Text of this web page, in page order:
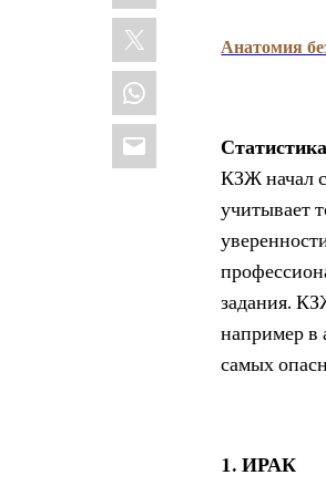
X
WhatsApp
Email
Анатомия
КЗЖ начал
учитывает
задания.
например в
самых
1. ИРАК